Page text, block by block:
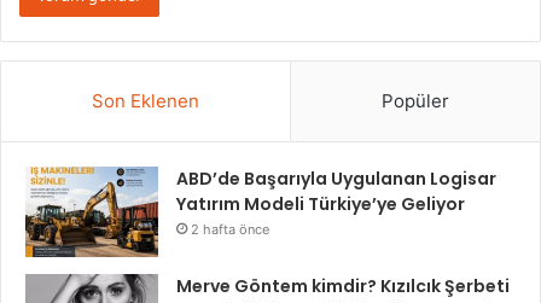
Son Eklenen Popüler
ABD’de Başarıyla Uygulanan Logisar
Yatırım Modeli Türkiye’ye Geliyor
2 hafta önce
Merve Göntem kimdir? Kızılcık Şerbeti